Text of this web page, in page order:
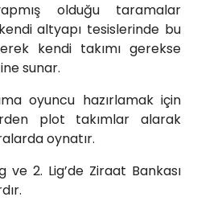
olduğu taramalar
altyapı tesislerinde bu
kendi takımı gerekse
sunar.
oyuncu hazırlamak için
plot takımlar alarak
oynatır.
ve 2. Lig’de Ziraat Bankası